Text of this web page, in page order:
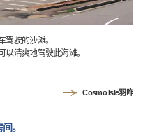
驶的沙滩。
清爽地驾驶此海滩。
Cosmo Isle羽咋
。